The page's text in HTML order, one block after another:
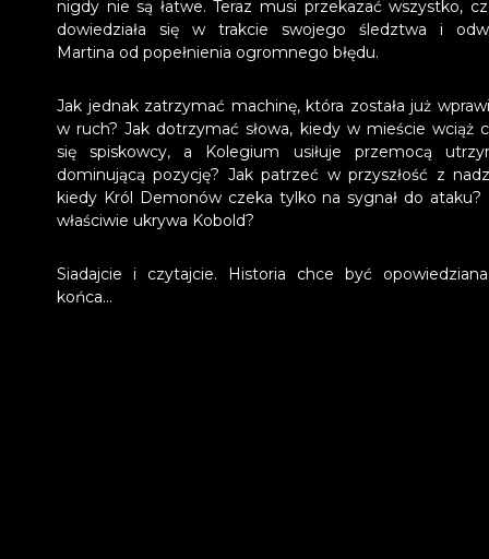
nigdy nie są łatwe. Teraz musi przekazać wszystko,
dowiedziała się w trakcie swojego śledztwa i
Martina od popełnienia ogromnego błędu.
Jak jednak zatrzymać machinę, która została już
w ruch? Jak dotrzymać słowa, kiedy w mieście wciąż
się spiskowcy, a Kolegium usiłuje przemocą
dominującą pozycję? Jak patrzeć w przyszłość z
kiedy Król Demonów czeka tylko na sygnał do ataku?
właściwie ukrywa Kobold?
Siadajcie i czytajcie. Historia chce być
końca...